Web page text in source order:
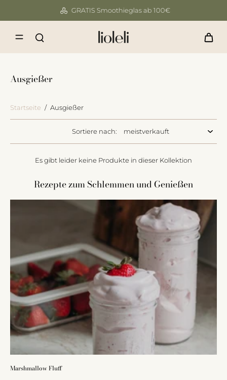
GRATIS Smoothieglas ab 100€
Ausgießer
Startseite / Ausgießer
Sortiere nach:
Es gibt leider keine Produkte in dieser Kollektion
Rezepte zum Schlemmen und Genießen
Marshmallow Fluff